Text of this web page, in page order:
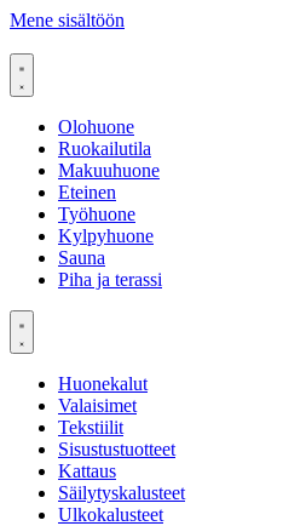
Mene sisältöön
Olohuone
Ruokailutila
Makuuhuone
Eteinen
Työhuone
Kylpyhuone
Sauna
Piha ja terassi
Huonekalut
Valaisimet
Tekstiilit
Sisustustuotteet
Kattaus
Säilytyskalusteet
Ulkokalusteet